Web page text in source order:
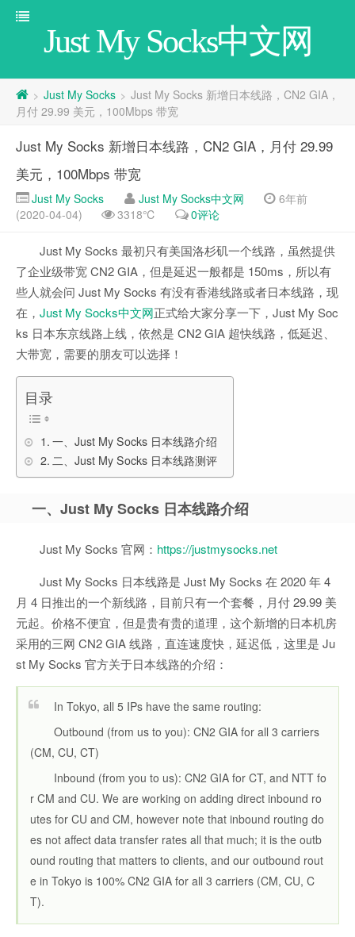
Just My Socks中文网
> Just My Socks > Just My Socks 新增日本线路，CN2 GIA，
月付 29.99 美元，100Mbps 带宽
Just My Socks 新增日本线路，CN2 GIA，月付 29.99
美元，100Mbps 带宽
Just My Socks Just My Socks中文网
6年前
(2020-04-04)
3318℃ 0评论
Just My Socks 最初只有美国洛杉矶一个线路，虽然提供
了企业级带宽 CN2 GIA，但是延迟一般都是 150ms，所以有
些人就会问 Just My Socks 有没有香港线路或者日本线路，现
在， Just My Socks中文网正式给大家分享一下，Just My Soc
ks 日本东京线路上线，依然是 CN2 GIA 超快线路，低延迟、
大带宽，需要的朋友可以选择！
目录
一、Just My Socks 日本线路介绍
二、Just My Socks 日本线路测评
一、Just My Socks 日本线路介绍
Just My Socks 官网： https://justmysocks.net
Just My Socks 日本线路是 Just My Socks 在 2020 年 4
月 4 日推出的一个新线路，目前只有一个套餐，月付 29.99 美
元起。价格不便宜，但是贵有贵的道理，这个新增的日本机房
采用的三网 CN2 GIA 线路，直连速度快，延迟低，这里是 Ju
st My Socks 官方关于日本线路的介绍：
In Tokyo, all 5 IPs have the same routing:
Outbound (from us to you): CN2 GIA for all 3 carriers
(CM, CU, CT)
Inbound (from you to us): CN2 GIA for CT, and NTT fo
r CM and CU. We are working on adding direct inbound ro
utes for CU and CM, however note that inbound routing do
es not affect data transfer rates all that much; it is the outb
ound routing that matters to clients, and our outbound rout
e in Tokyo is 100% CN2 GIA for all 3 carriers (CM, CU, C
T).